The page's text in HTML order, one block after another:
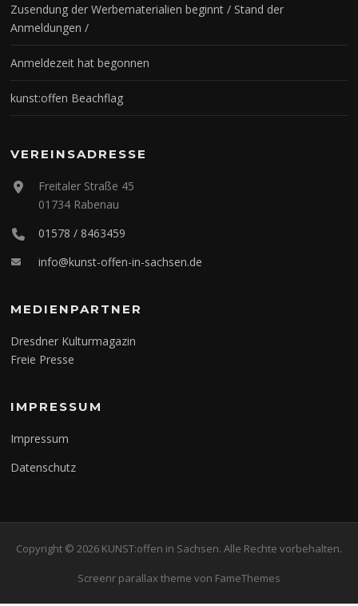
Zusendung der Werbematerialien beginnt / Stand der
Anmeldungen /
Anmeldezeit hat begonnen
kunst:offen Beachflag
VEREINSADRESSE
Freitaler Straße 45
01734 Rabenau
01578 / 8463459
info@kunst-offen-in-sachsen.de
MEDIENPARTNER
Dresdner Kulturmagazin
Freie Presse
IMPRESSUM
Impressum
Datenschutz
Copyright © 2026 KUNST:offen in Sachsen. Alle Rechte vorbehalten.
Screenr parallax theme von FameThemes